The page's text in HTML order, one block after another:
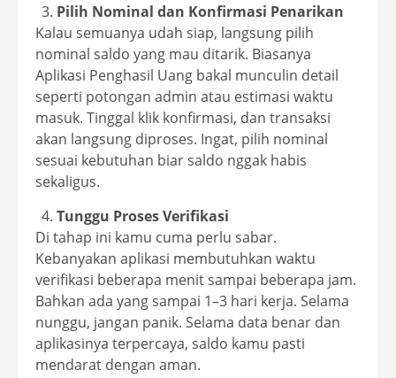
Pilih Nominal dan Konfirmasi Penarikan
Kalau semuanya udah siap, langsung pilih
nominal saldo yang mau ditarik. Biasanya
Aplikasi Penghasil Uang bakal munculin detail
seperti potongan admin atau estimasi waktu
masuk. Tinggal klik konfirmasi, dan transaksi
akan langsung diproses. Ingat, pilih nominal
sesuai kebutuhan biar saldo nggak habis
sekaligus.
Tunggu Proses Verifikasi
Di tahap ini kamu cuma perlu sabar.
Kebanyakan aplikasi membutuhkan waktu
verifikasi beberapa menit sampai beberapa jam.
Bahkan ada yang sampai 1–3 hari kerja. Selama
nunggu, jangan panik. Selama data benar dan
aplikasinya terpercaya, saldo kamu pasti
mendarat dengan aman.